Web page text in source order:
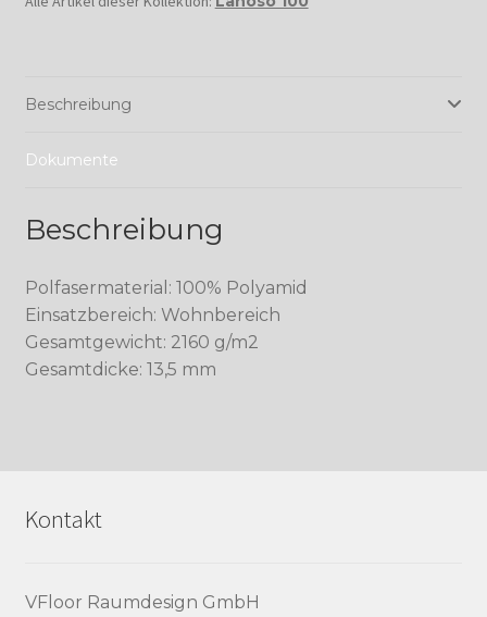
Beschreibung
Dokumente
Beschreibung
Polfasermaterial: 100% Polyamid
Einsatzbereich: Wohnbereich
Gesamtgewicht: 2160 g/m2
Gesamtdicke: 13,5 mm
Kontakt
VFloor Raumdesign GmbH